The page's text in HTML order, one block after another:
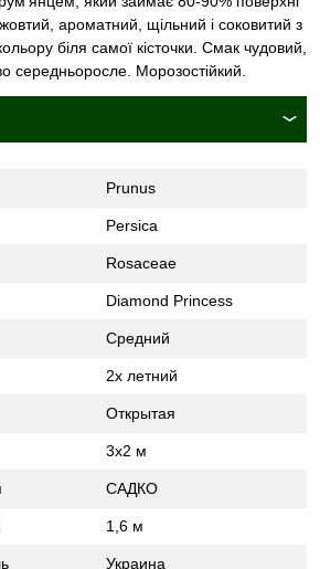
ароматний, щільний і соковитий з
біля самої кісточки. Смак чудовий,
середньоросле. Морозостійкий.
Prunus
Persica
Rosaceae
Diamond Princess
Средний
2х летний
Открытая
3х2 м
САДКО
1,6 м
Украина